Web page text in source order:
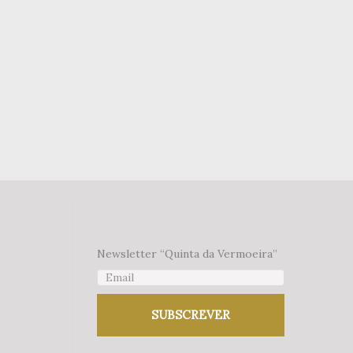
Newsletter “Quinta da Vermoeira”